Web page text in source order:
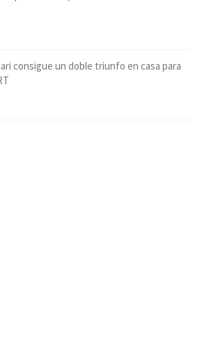
consigue un doble triunfo en casa para